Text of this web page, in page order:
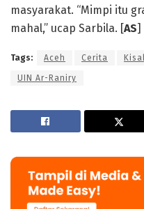
masyarakat. “Mimpi itu
mahal,” ucap Sarbila. [AS]
Tags: Aceh Cerita
UIN Ar-Raniry